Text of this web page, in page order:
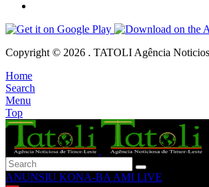
Copyright © 2026 . TATOLI Agência
Home
Search
Menu
Top
ANUNSIU KONA-BA AMI LIVE